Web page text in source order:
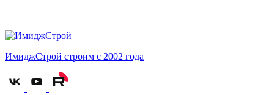
ИмиджСтрой строим с 2002 года